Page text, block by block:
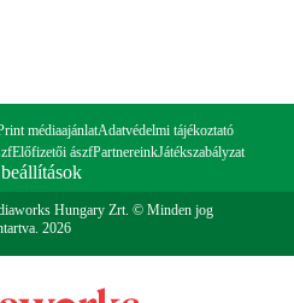
médiaajánlatAdatvédelmi tájékoztató
Előfizetői ászfPartnereinkJátékszabályzat
Hungary Zrt. © Minden jog
2026